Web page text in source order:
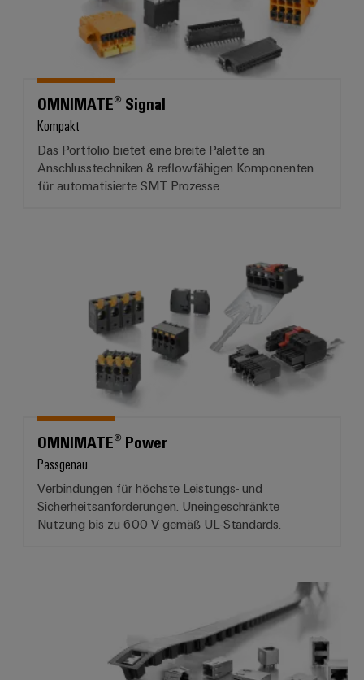
OMNIMATE® Signal
Kompakt
Das Portfolio bietet eine breite Palette an
Anschlusstechniken & reflowfähigen Komponenten
für automatisierte SMT Prozesse.
OMNIMATE® Power
Passgenau
Verbindungen für höchste Leistungs- und
Sicherheitsanforderungen. Uneingeschränkte
Nutzung bis zu 600 V gemäß UL-Standards.